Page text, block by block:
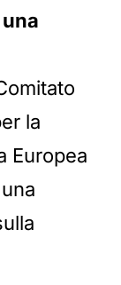
una
la
Europea